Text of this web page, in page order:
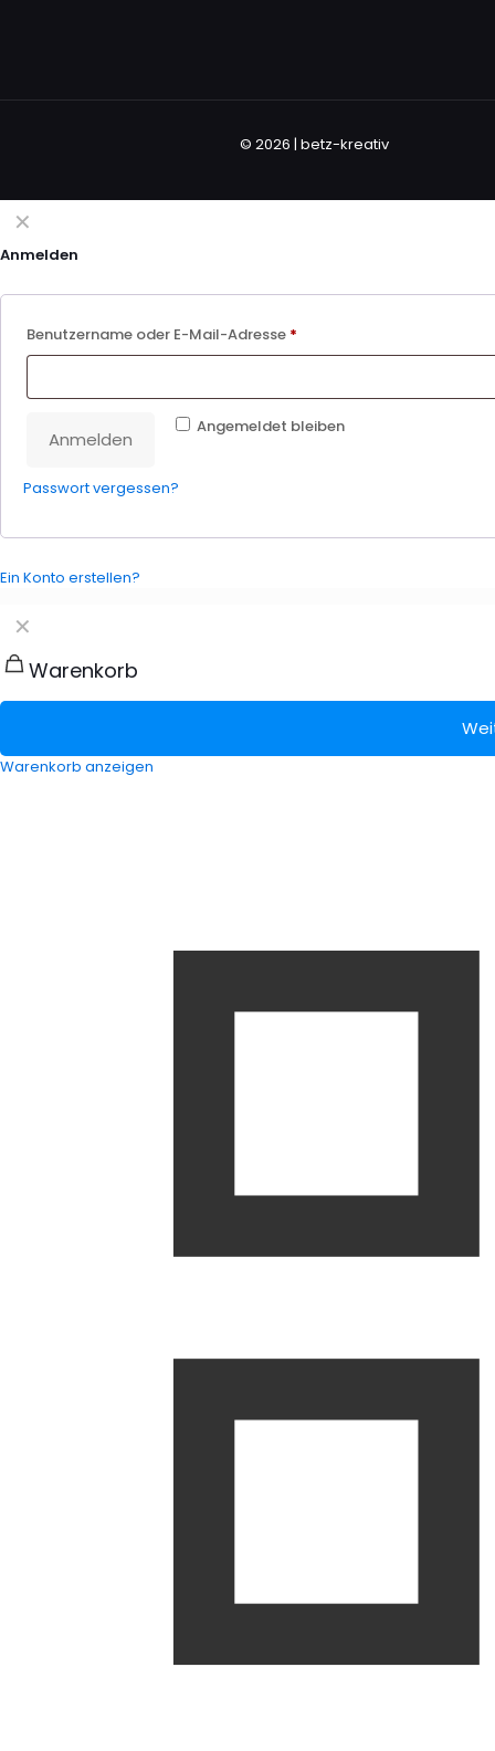
© 2026 | betz-kreativ
✕
Anmelden
Benutzername oder E-Mail-Adresse *
Angemeldet bleiben
Anmelden
Passwort vergessen?
Ein Konto erstellen?
✕
Warenkorb
Warenkorb anzeigen